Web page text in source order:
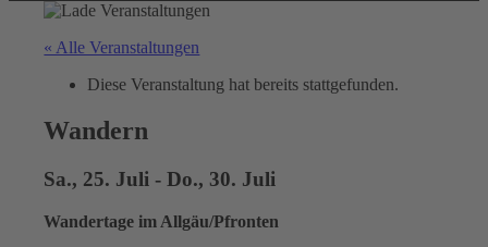
« Alle Veranstaltungen
Diese Veranstaltung hat bereits stattgefunden.
Wandern
Sa., 25. Juli -Do., 30. Juli
Wandertage im Allgäu/Pfronten